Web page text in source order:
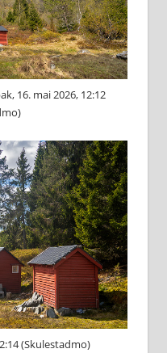
16. mai 2026, 12:12
(Skulestadmo)